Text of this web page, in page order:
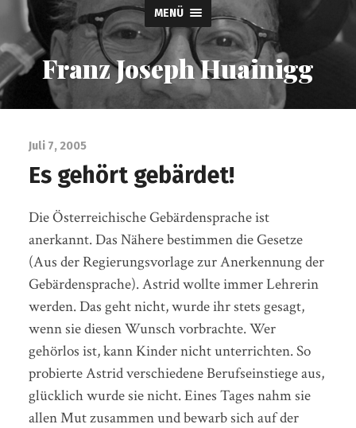
MENÜ
Franz Joseph Huainigg
Juli 7, 2005
Es gehört gebärdet!
Die Österreichische Gebärdensprache ist
anerkannt. Das Nähere bestimmen die Gesetze
(Aus der Regierungsvorlage zur Anerkennung der
Gebärdensprache). Astrid wollte immer Lehrerin
werden. Das geht nicht, wurde ihr stets gesagt,
wenn sie diesen Wunsch vorbrachte. Wer
gehörlos ist, kann Kinder nicht unterrichten. So
probierte Astrid verschiedene Berufseinstiege aus,
glücklich wurde sie nicht. Eines Tages nahm sie
allen Mut zusammen und bewarb sich auf der